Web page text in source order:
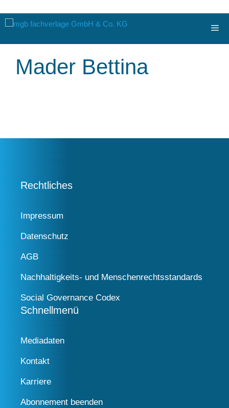
Zum
springen
Mader Bettina
Rechtliches
Impressum
Datenschutz
AGB
Nachhaltigkeits- und Menschenrechtsstandards
Social Governance Codex
Schnellmenü
Mediadaten
Kontakt
Karriere
Abonnement beenden